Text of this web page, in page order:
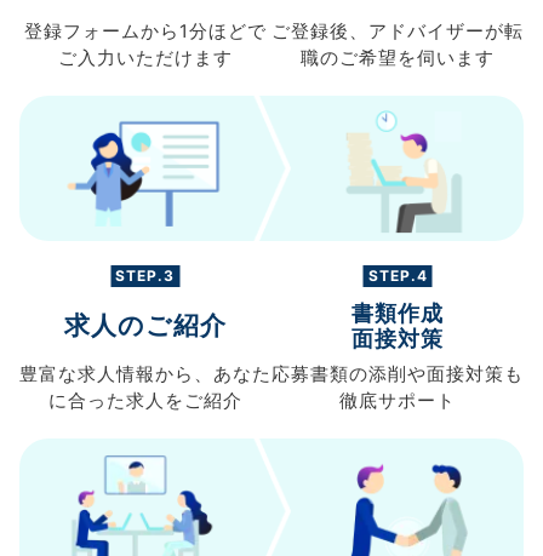
登録フォームから 1分ほどで
ご入力 いただけます
ご登録後、 アドバイザーが転
職のご希望を伺います
STEP.3
求人のご紹介
豊富な求人情報から、 あなた
に合った求人を ご紹介
STEP.4
書類作成
面接対策
応募書類の添削や面接対策も
徹底サポート